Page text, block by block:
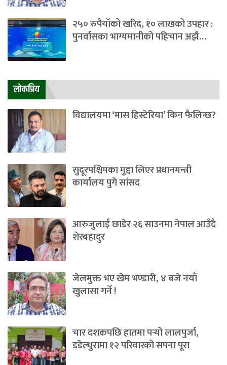
२५० रुपैयाँको खरिद, १० लाखको उपहार :
पुनर्वासका भाग्यमानीको पहिचान अझै…
लाेकप्रिय
विद्यालयमा ‘मास हिस्टेरिया’ किन फैलिन्छ?
सुदूरपश्चिमका मुद्दा लिएर प्रधानमन्त्री
कार्यालय पुगे सांसद
आरुजुलाई छाडेर २६ साउनमा नेपाल आउँदै
शेरबहादुर
जेलमुक्त भए खेम भण्डारी, ४ बजे नयाँ
खुलासा गर्ने !
चार दशकपछि हातमा पर्‍यो लालपुर्जा,
डडेल्धुरामा १२ परिवारको सपना पूरा